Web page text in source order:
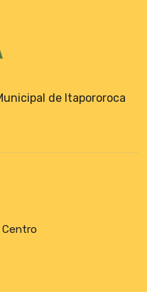
de Itapororoca
Centro